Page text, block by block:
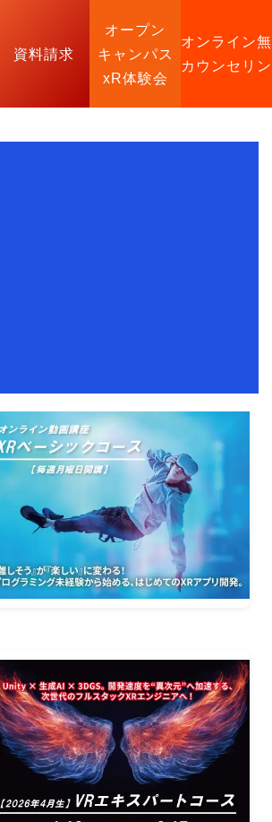
資料請求
オープン
キャンパス
xR体験会
オンライン
カウンセリ